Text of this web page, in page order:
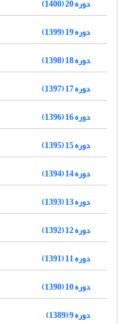
دوره 20 (1400)
دوره 19 (1399)
دوره 18 (1398)
دوره 17 (1397)
دوره 16 (1396)
دوره 15 (1395)
دوره 14 (1394)
دوره 13 (1393)
دوره 12 (1392)
دوره 11 (1391)
دوره 10 (1390)
دوره 9 (1389)